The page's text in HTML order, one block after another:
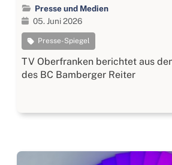
Presse und Medien
05. Juni 2026
Presse-Spiegel
TV Oberfranken berichtet aus
des BC Bamberger Reiter